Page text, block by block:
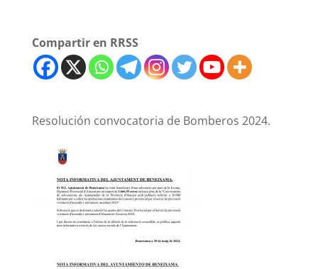
Compartir en RRSS
Resolución convocatoria de Bomberos 2024.